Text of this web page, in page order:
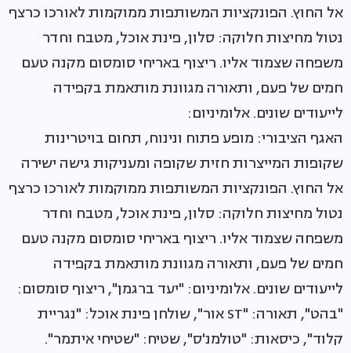
האגף הציבורי: מופע פתוח ונינוח, תחום בויטרינות
שקופות המייצרות חזית שקופה ומעניקות גישה ישירה
אל החוץ. הפונקציות המשותפות ממוקמות לאורכו כרצף
נטול מחיצות חלוקה: סלון, פינת אוכל, מטבח וחדר
משפחה שצמוד אליו. ריצוף באריחי סומסום מקנה טעם
חמים של פעם, ותאורה מגוונת מותאמת בקפידה
לייעודים שונים. אלומיניום: "יעד ברגמן", ריצוף סומסום:
"בהט", תאורה: "ST אור", שולחן פינת אוכל: "נגריית
קלוד", כיסאות: "טולמנ'ס", שטיח: "שטיחי איתמר".